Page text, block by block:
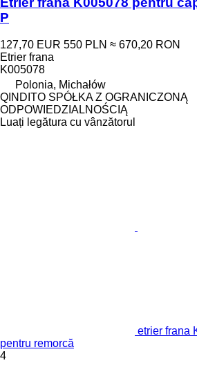
P
127,70 EUR 550 PLN ≈ 670,20 RON
Etrier frana
K005078
Polonia, Michałów
QINDITO SPÓŁKA Z OGRANICZONĄ
ODPOWIEDZIALNOŚCIĄ
Luați legătura cu vânzătorul
etrier frana
pentru remorcă
4